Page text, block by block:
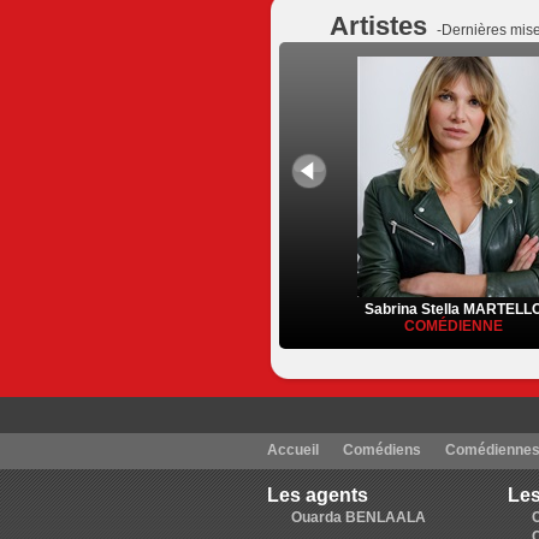
Artistes -Dernières
Sabrina Stella
COMÉDIENNE
Accueil Comédiens Comédiennes
Les agents
Ouarda BENLAALA